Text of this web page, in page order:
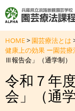
HOME>園芸療法とは
健康上の効果 ー園芸
Ⅲ報告会」（通学制
令和７年
会」（通